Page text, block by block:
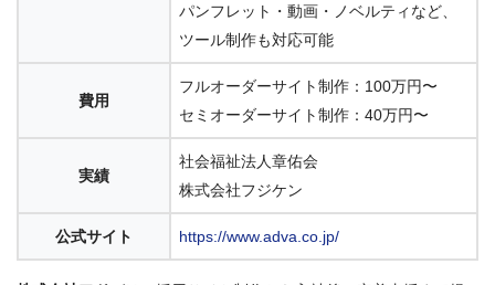
パンフレット・動画・ノベルティなど、
ツール制作も対応可能
費用
フルオーダーサイト制作：100万円〜
セミオーダーサイト制作：40万円〜
実績
社会福祉法人章佑会
株式会社フジケン
公式サイト https://www.adva.co.jp/